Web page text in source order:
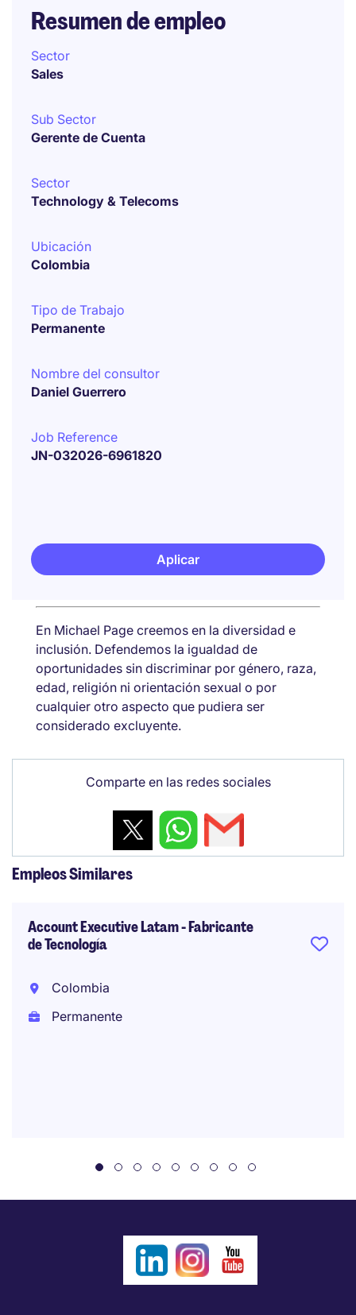
Resumen de empleo
Sector
Sales
Sub Sector
Gerente de Cuenta
Sector
Technology & Telecoms
Ubicación
Colombia
Tipo de Trabajo
Permanente
Nombre del consultor
Daniel Guerrero
Job Reference
JN-032026-6961820
Aplicar
En Michael Page creemos en la diversidad e
inclusión. Defendemos la igualdad de
oportunidades sin discriminar por género, raza,
edad, religión ni orientación sexual o por
cualquier otro aspecto que pudiera ser
considerado excluyente.
Comparte en las redes sociales
Empleos Similares
Account Executive Latam - Fabricante
de Tecnología
Colombia
Permanente